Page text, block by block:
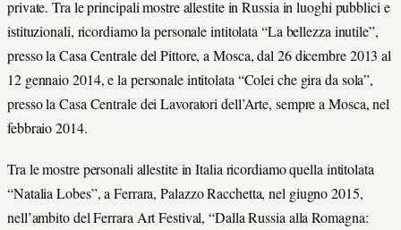
private. Tra le principali mostre allestite in Russia in luoghi pubblici e
istituzionali, ricordiamo la personale intitolata “La bellezza inutile”,
presso la Casa Centrale del Pittore, a Mosca, dal 26 dicembre 2013 al
12 gennaio 2014, e la personale intitolata “Colei che gira da sola”,
presso la Casa Centrale dei Lavoratori dell’Arte, sempre a Mosca, nel
febbraio 2014.
Tra le mostre personali allestite in Italia ricordiamo quella intitolata
“Natalia Lobes”, a Ferrara, Palazzo Racchetta, nel giugno 2015,
nell’ambito del Ferrara Art Festival, “Dalla Russia alla Romagna: